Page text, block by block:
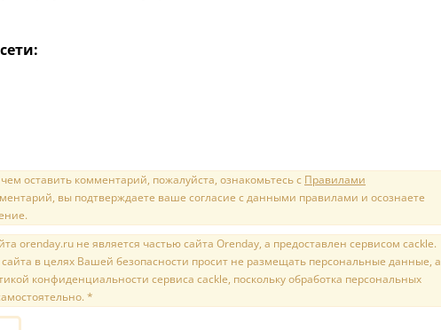
оставить комментарий, пожалуйста, ознакомьтесь с Правилами
вы подтверждаете ваше согласие с данными правилами и осознаете
orenday.ru не является частью сайта Orenday, а предоставлен сервисом cackle.
в целях Вашей безопасности просит не размещать персональные данные, а
конфиденциальности сервиса cackle, поскольку обработка персональных
*